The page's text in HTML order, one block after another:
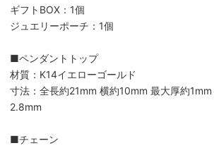
ギフトBOX：1個
ジュエリーポーチ：1個
■ペンダントトップ
材質：K14イエローゴールド
寸法：全長約21mm 横約10mm 最大厚約
2.8mm
■チェーン